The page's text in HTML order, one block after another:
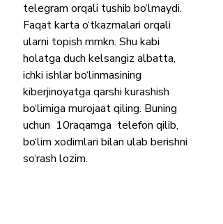
telegram orqali tushib bo‘lmaydi.
Faqat karta o‘tkazmalari orqali
ularni topish mmkn. Shu kabi
holatga duch kelsangiz albatta,
ichki ishlar bo‘linmasining
kiberjinoyatga qarshi kurashish
bo‘limiga murojaat qiling. Buning
uchun  10raqamga  telefon qilib,
bo‘lim xodimlari bilan ulab berishni
so‘rash lozim.